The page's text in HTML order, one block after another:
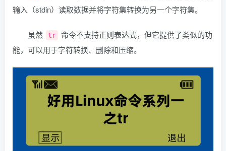
输入（stdin）读取数据并将字符集转换为另一个字符集。
虽然 tr
命令不支持正则表达式，但它提供了类似的功
能，可以用于字符转换、删除和压缩。